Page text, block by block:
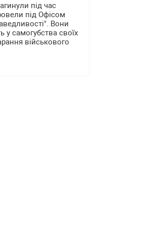
під час
під Офісом
Вони
у самогубства своїх
військового